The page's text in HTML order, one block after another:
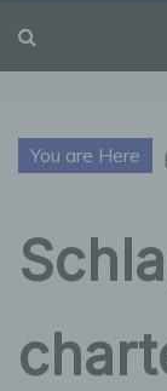
You are Here